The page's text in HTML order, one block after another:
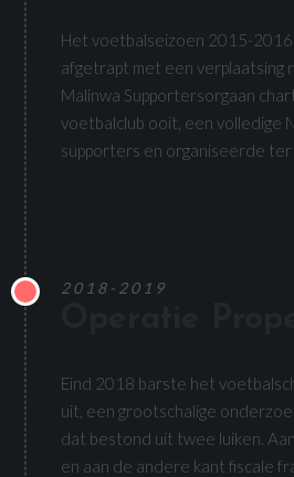
Het voetbalseizoen 2015-
afgetrapt met een verplaatsing
Malinwa Supportersorgaan
voetbalclub ooit, een volledige
supporters en organiseerde ter
2018-2019
Eind 2018 barste het
uit, een grootschalige
dat bestond uit twee luiken.
en aan de andere kant fiscale